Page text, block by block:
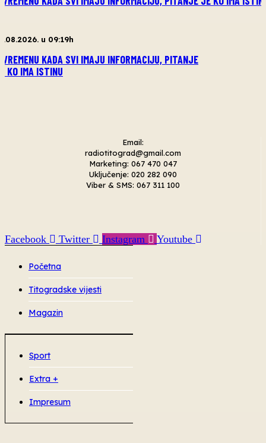
u 09:19h
VREMENU KADA SVI IMAJU INFORMACIJU, PITANJE
KO IMA ISTINU
Email:
radiotitograd@gmail.com
Marketing: 067 470 047
Uključenje: 020 282 090
Viber & SMS: 067 311 100
Facebook Twitter Instagram Youtube
Početna
Titogradske vijesti
Magazin
Sport
Extra +
Impresum